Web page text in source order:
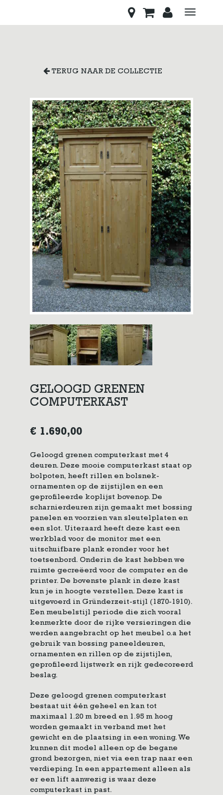
Toggle
TERUG NAAR DE COLLECTIE
GELOOGD GRENEN
COMPUTERKAST
€ 1.690,00
Geloogd grenen computerkast met 4
deuren. Deze mooie computerkast staat op
bolpoten, heeft rillen en bolsnek-
ornamenten op de zijstijlen en een
geprofileerde koplijst bovenop. De
scharnierdeuren zijn gemaakt met bossing
panelen en voorzien van sleutelplaten en
een slot. Uiteraard heeft deze kast een
werkblad voor de monitor met een
uitschuifbare plank eronder voor het
toetsenbord. Onderin de kast hebben we
ruimte gecreëerd voor de computer en de
printer. De bovenste plank in deze kast
kun je in hoogte verstellen. Deze kast is
uitgevoerd in Gründerzeit-stijl (1870-1910).
Een meubelstijl periode die zich vooral
kenmerkte door de rijke versieringen die
werden aangebracht op het meubel o.a het
gebruik van bossing paneeldeuren,
ornamenten en rillen op de zijstijlen,
geprofileerd lijstwerk en rijk gedecoreerd
beslag.
Deze geloogd grenen computerkast
bestaat uit één geheel en kan tot
maximaal 1.20 m breed en 1.95 m hoog
worden gemaakt in verband met het
gewicht en de plaatsing in een woning. We
kunnen dit model alleen op de begane
grond bezorgen, niet via een trap naar een
verdieping. In een appartement alleen als
er een lift aanwezig is waar deze
computerkast in past.